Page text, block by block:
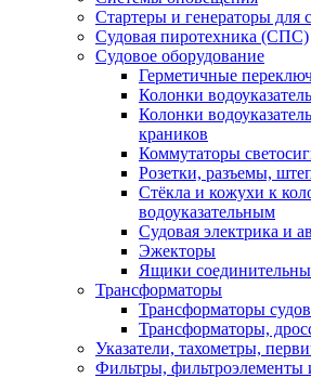
Стартеры и генераторы для
Судовая пиротехника (СПС)
Судовое оборудование
Герметичные
Колонки
Колонки
краников
Коммутаторы
Розетки, разъемы,
Стёкла и кожухи к
водоуказательным
Судовая электрика и
Эжекторы
Ящики
Трансформаторы
Трансформаторы
Трансформаторы,
Указатели, тахометры,
Фильтры, фильтроэлементы